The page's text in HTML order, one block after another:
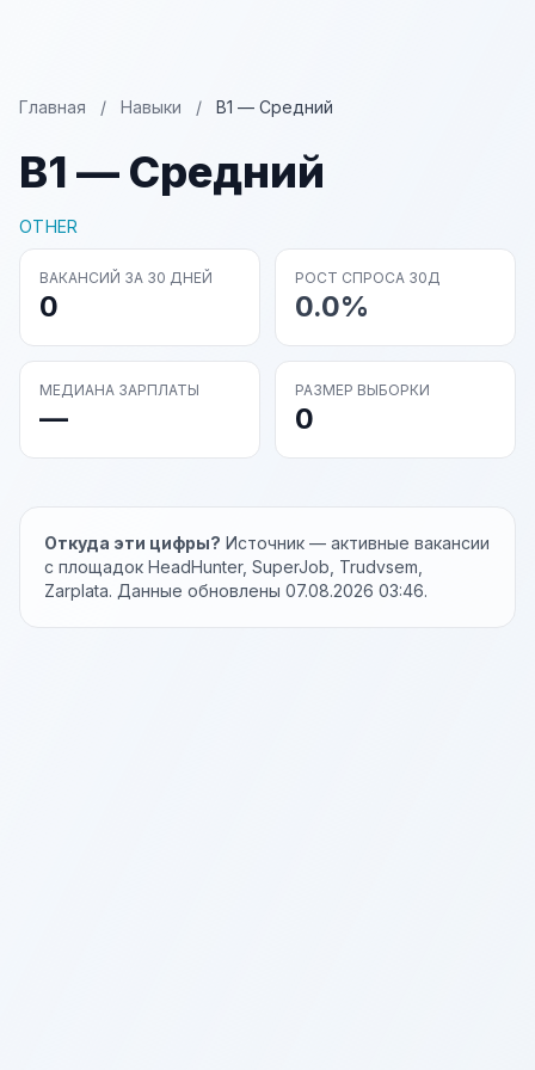
Главная / Навыки / B1 — Средний
B1 — Средний
OTHER
ВАКАНСИЙ ЗА 30 ДНЕЙ
0
РОСТ СПРОСА 30Д
0.0%
МЕДИАНА ЗАРПЛАТЫ
—
РАЗМЕР ВЫБОРКИ
0
Откуда эти цифры? Источник — активные вакансии
с площадок HeadHunter, SuperJob, Trudvsem,
Zarplata. Данные обновлены 07.08.2026 03:46.